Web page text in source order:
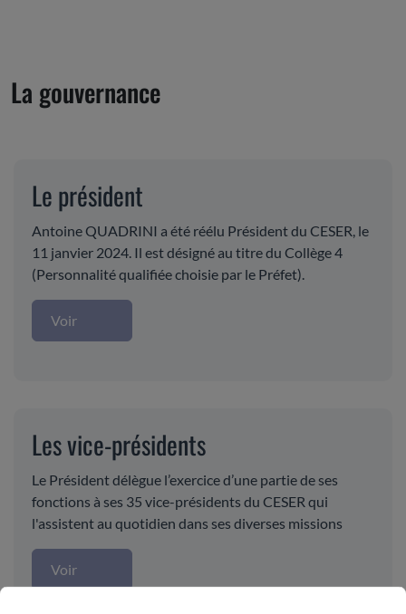
La gouvernance
Le président
Antoine QUADRINI a été réélu Président du CESER, le
11 janvier 2024. Il est désigné au titre du Collège 4
(Personnalité qualifiée choisie par le Préfet).
Voir
Les vice-présidents
Le Président délègue l’exercice d’une partie de ses
fonctions à ses 35 vice-présidents du CESER qui
l'assistent au quotidien dans ses diverses missions
Voir